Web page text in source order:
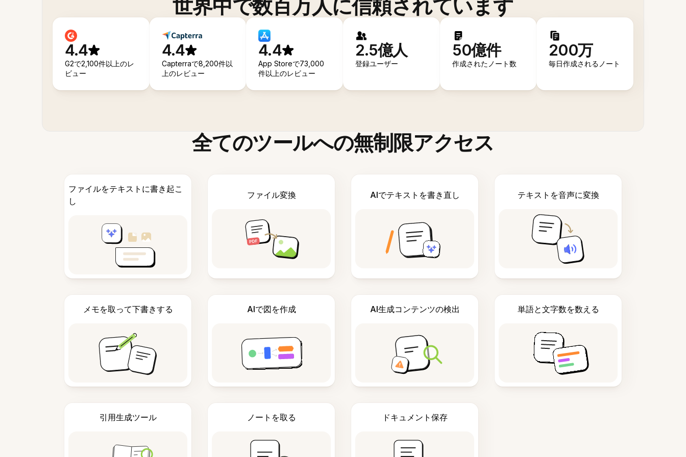
世界中で数百万人に信頼されています
4.4
G2で2,100件以上のレ
ビュー
4.4
Capterraで8,200件以
上のレビュー
4.4
App Storeで73,000
件以上のレビュー
2.5億人
登録ユーザー
50億件
作成されたノート数
200万
毎日作成されるノート
全てのツールへの無制限アクセス
ファイルをテキストに書き起こ
し
ファイル変換 AIでテキストを書き直し テキストを音声に変換
メモを取って下書きする AIで図を作成 AI生成コンテンツの検出 単語と文字数を数える
引用生成ツール ノートを取る ドキュメント保存